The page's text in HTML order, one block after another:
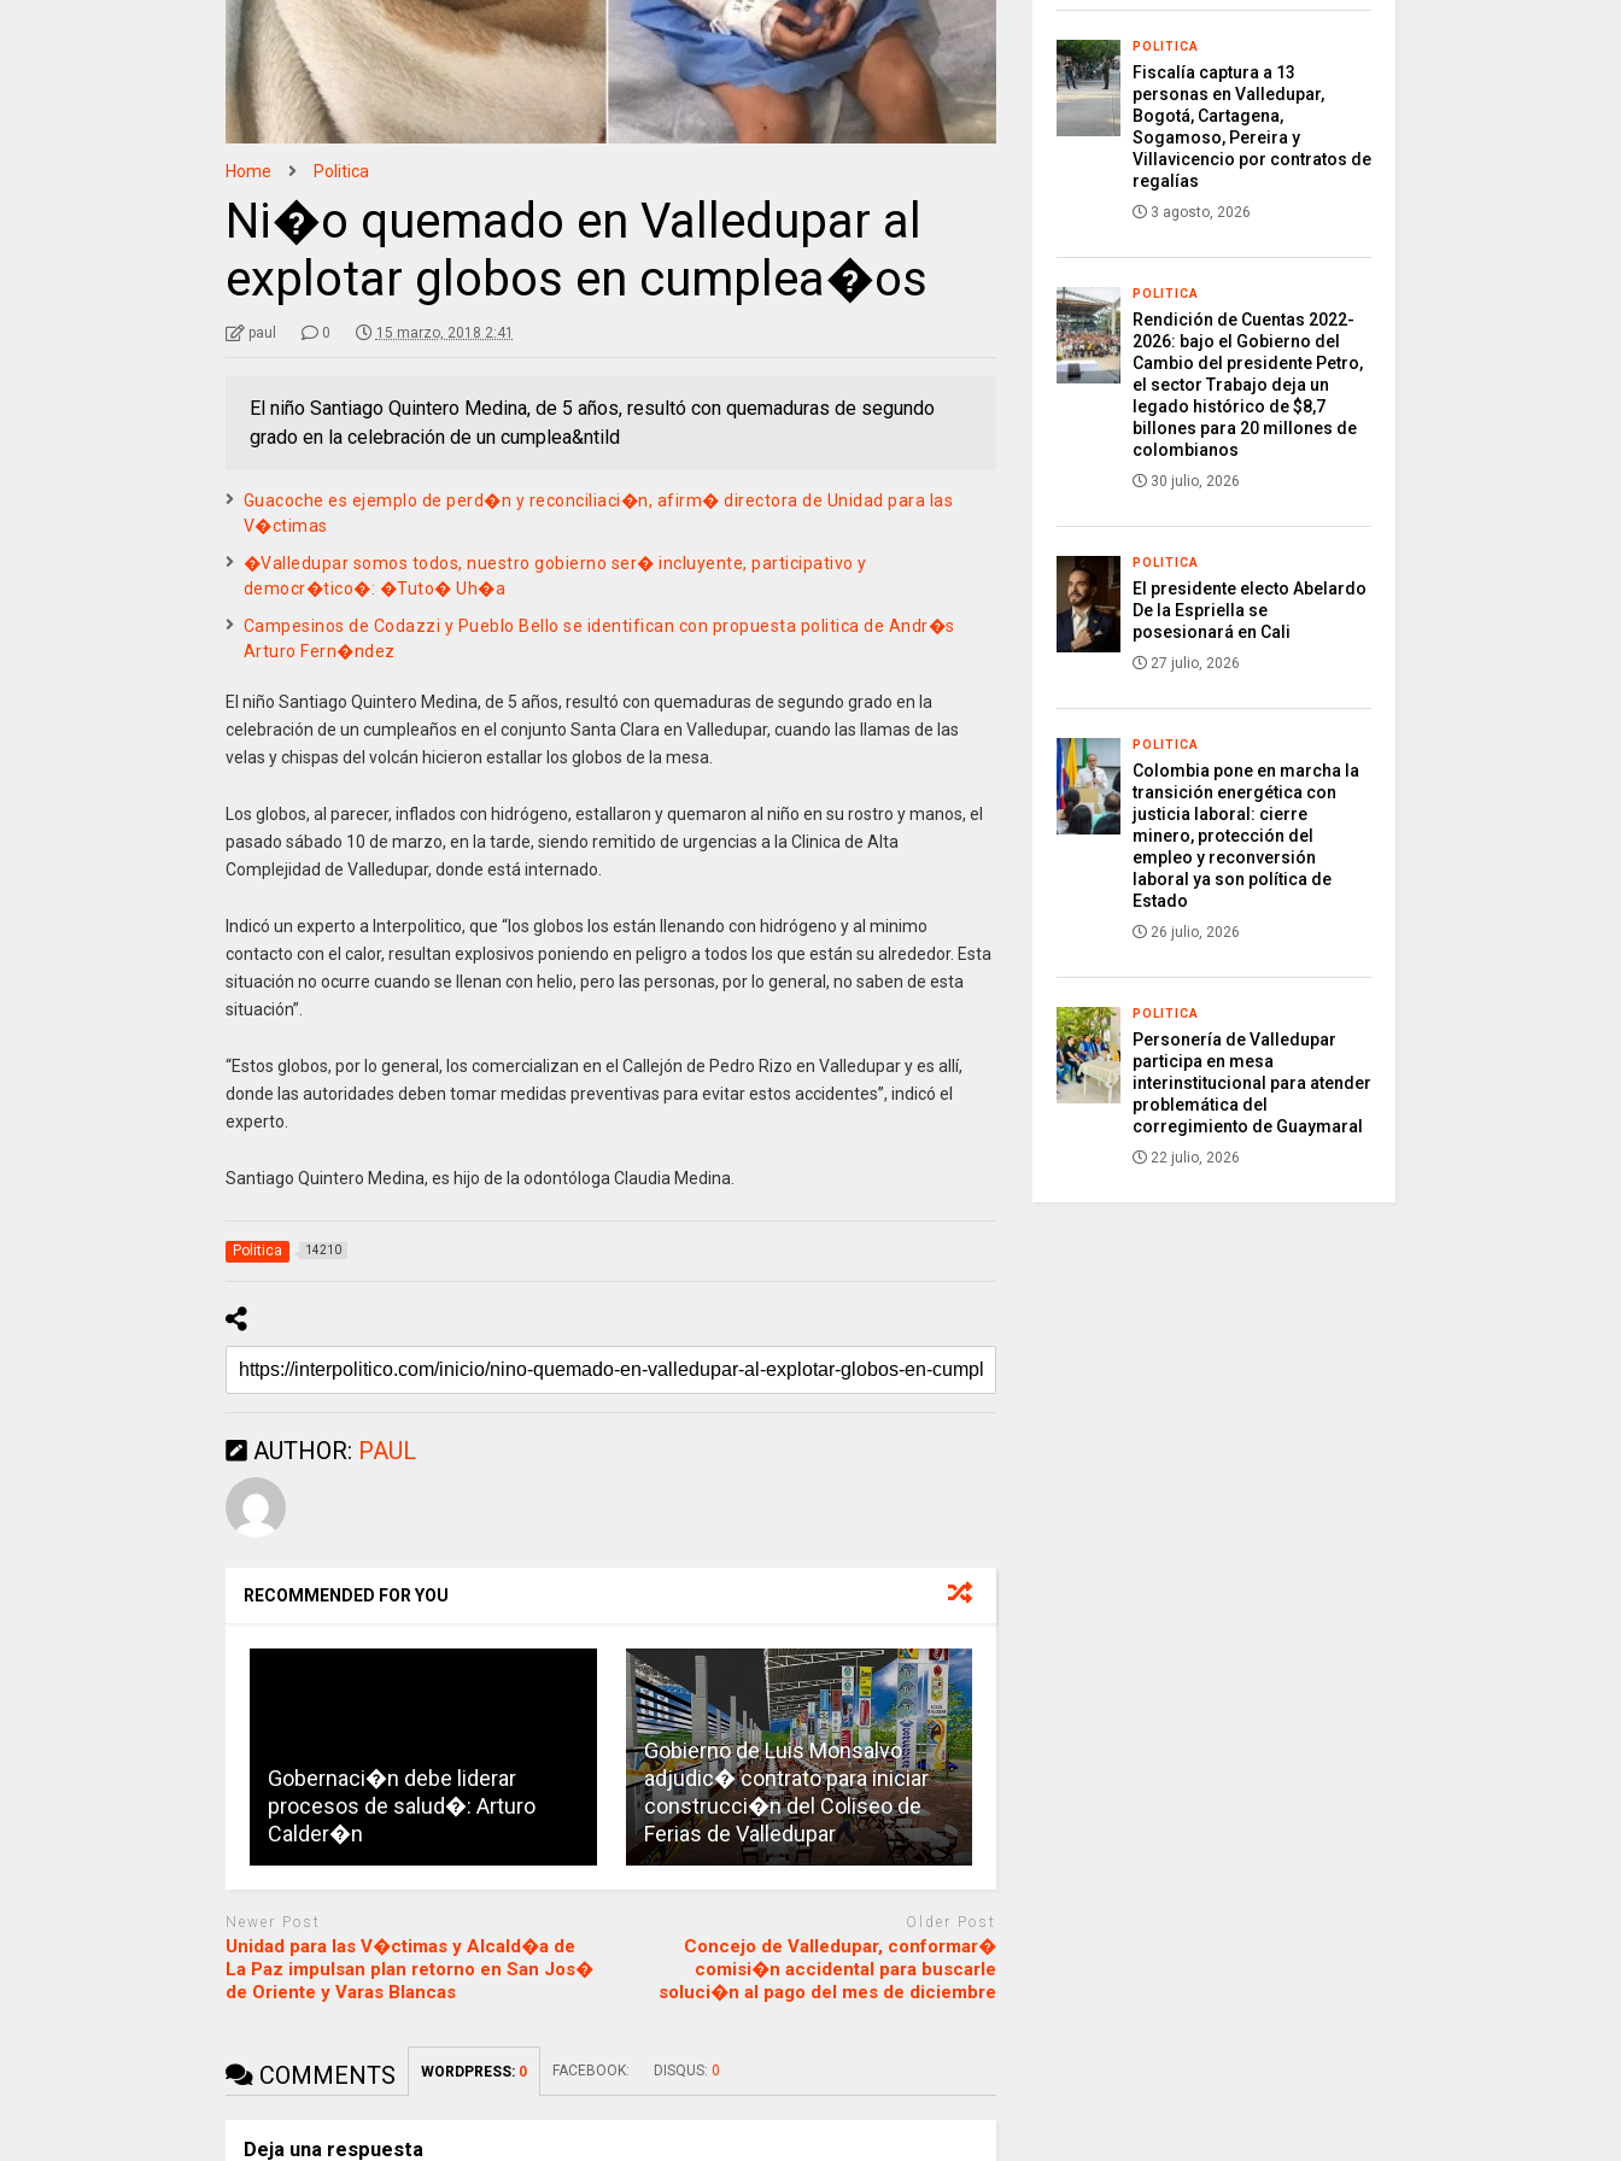
Home Politica
Ni�o quemado en Valledupar al
explotar globos en cumplea�os
paul 0 15 marzo, 2018 2:41
El niño Santiago Quintero Medina, de 5 años, resultó con quemaduras de segundo
grado en la celebración de un cumplea&ntild
Guacoche es ejemplo de perd�n y reconciliaci�n, afirm� directora de Unidad para las
V�ctimas
�Valledupar somos todos, nuestro gobierno ser� incluyente, participativo y
democr�tico�: �Tuto� Uh�a
Campesinos de Codazzi y Pueblo Bello se identifican con propuesta politica de Andr�s
Arturo Fern�ndez
El niño Santiago Quintero Medina, de 5 años, resultó con quemaduras de segundo grado en la
celebración de un cumpleaños en el conjunto Santa Clara en Valledupar, cuando las llamas de las
velas y chispas del volcán hicieron estallar los globos de la mesa.
Los globos, al parecer, inflados con hidrógeno, estallaron y quemaron al niño en su rostro y manos, el
pasado sábado 10 de marzo, en la tarde, siendo remitido de urgencias a la Clinica de Alta
Complejidad de Valledupar, donde está internado.
Indicó un experto a Interpolitico, que “los globos los están llenando con hidrógeno y al minimo
contacto con el calor, resultan explosivos poniendo en peligro a todos los que están su alrededor. Esta
situación no ocurre cuando se llenan con helio, pero las personas, por lo general, no saben de esta
situación”.
“Estos globos, por lo general, los comercializan en el Callejón de Pedro Rizo en Valledupar y es allí,
donde las autoridades deben tomar medidas preventivas para evitar estos accidentes”, indicó el
experto.
Santiago Quintero Medina, es hijo de la odontóloga Claudia Medina.
Politica 14210
AUTHOR: PAUL
RECOMMENDED FOR YOU
Gobernaci�n debe liderar
procesos de salud�: Arturo
Calder�n
Gobierno de Luis Monsalvo
adjudic� contrato para iniciar
construcci�n del Coliseo de
Ferias de Valledupar
Newer Post
Unidad para las V�ctimas y Alcald�a de
La Paz impulsan plan retorno en San Jos�
de Oriente y Varas Blancas
Older Post
Concejo de Valledupar, conformar�
comisi�n accidental para buscarle
soluci�n al pago del mes de diciembre
COMMENTS WORDPRESS: 0 FACEBOOK: DISQUS: 0
Deja una respuesta
POLITICA
Fiscalía captura a 13
personas en Valledupar,
Bogotá, Cartagena,
Sogamoso, Pereira y
Villavicencio por contratos de
regalías
3 agosto, 2026
POLITICA
Rendición de Cuentas 2022-
2026: bajo el Gobierno del
Cambio del presidente Petro,
el sector Trabajo deja un
legado histórico de $8,7
billones para 20 millones de
colombianos
30 julio, 2026
POLITICA
El presidente electo Abelardo
De la Espriella se
posesionará en Cali
27 julio, 2026
POLITICA
Colombia pone en marcha la
transición energética con
justicia laboral: cierre
minero, protección del
empleo y reconversión
laboral ya son política de
Estado
26 julio, 2026
POLITICA
Personería de Valledupar
participa en mesa
interinstitucional para atender
problemática del
corregimiento de Guaymaral
22 julio, 2026